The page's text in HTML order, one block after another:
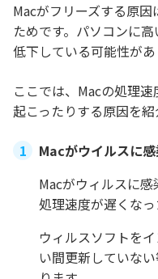
Macがフリーズする原
ためです。パソコンに
低下している可能性があ
ここでは、Macの処理
起こったりする原因を紹
Macがウイルスに
Macがウィルスに
処理速度が遅くなっ
ウィルスソフトを
い間更新していな